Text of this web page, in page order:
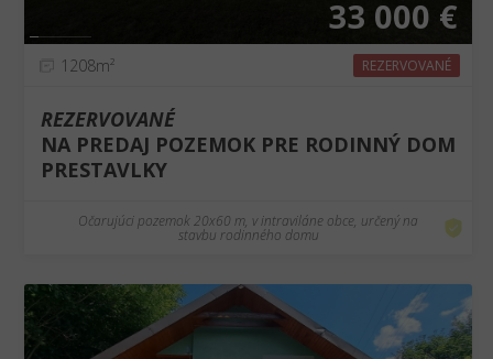
33 000 €
1208m² REZERVOVANÉ
REZERVOVANÉ
NA PREDAJ POZEMOK PRE RODINNÝ DOM
PRESTAVLKY
Očarujúci pozemok 20x60 m, v intraviláne obce, určený na
stavbu rodinného domu